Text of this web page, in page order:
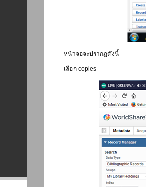
หน้าจอจะปรากฎดังนี้
เลือก copies